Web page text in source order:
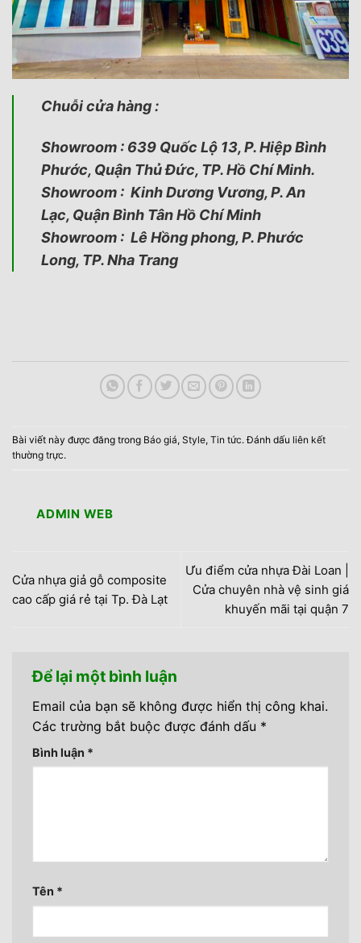
Chuỗi cửa hàng :
Showroom : 639 Quốc Lộ 13, P. Hiệp Bình
Phước, Quận Thủ Đức, TP. Hồ Chí Minh.
Showroom : Kinh Dương Vương, P. An
Lạc, Quận Bình Tân Hồ Chí Minh
Showroom : Lê Hồng phong, P. Phước
Long, TP. Nha Trang
Bài viết này được đăng trong Báo giá, Style, Tin tức. Đánh dấu liên kết
thường trực.
ADMIN WEB
Cửa nhựa giả gỗ composite
cao cấp giá rẻ tại Tp. Đà Lạt
Ưu điểm cửa nhựa Đài Loan |
Cửa chuyên nhà vệ sinh giá
khuyến mãi tại quận 7
Để lại một bình luận
Email của bạn sẽ không được hiển thị công khai.
Các trường bắt buộc được đánh dấu *
Bình luận *
Tên *